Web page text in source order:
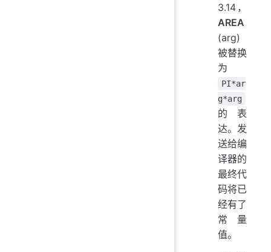
3.14，
AREA
(arg)
被替换
为
PI*ar
g*arg
的表
达。发
送给编
译器的
最终代
码将已
经有了
常量
值。